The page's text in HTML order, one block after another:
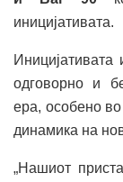
иницијативата.
одговорно и
ера, особено
динамика на
„Нашиот